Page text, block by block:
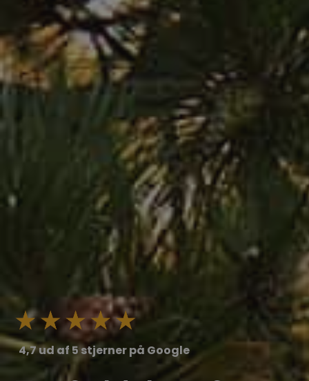
4,7 ud af 5 stjerner på Google